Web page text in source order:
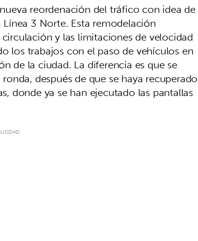
reordenación del tráfico con idea de
3 Norte. Esta remodelación
y las limitaciones de velocidad
los trabajos con el paso de vehículos en
de la ciudad. La diferencia es que se
después de que se haya recuperado
donde ya se han ejecutado las pantallas